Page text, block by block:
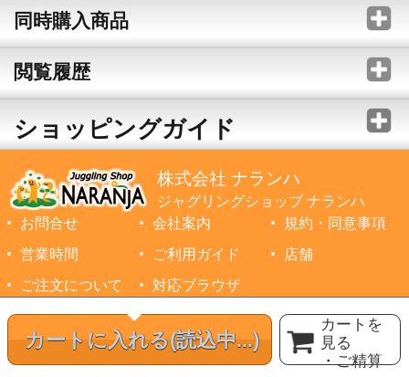
カートに入れる(読込中...)
カートを
見る
・ご精算
同時購入商品
閲覧履歴
ショッピングガイド
株式会社 ナランハ
ジャグリングショップ ナランハ
お問合せ
会社案内
規約・同意事項
営業時間
ご利用ガイド
店舗
ご注文について
対応ブラウザ
©1999-2026 NARANJA Inc. All Rights Reserved.